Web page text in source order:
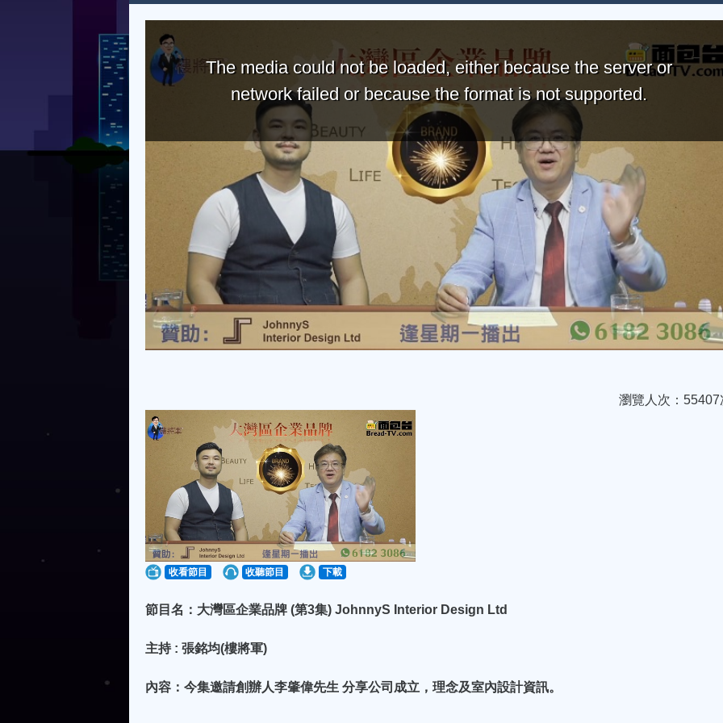
The media could not be loaded, either because the server or
network failed or because the format is not supported.
瀏覽人次：55407
收看節目 收聽節目 下載
節目名：大灣區企業品牌 (第3集) JohnnyS Interior Design Ltd
主持 : 張銘均(樓將軍)
內容：今集邀請創辦人李肇偉先生 分享公司成立，理念及室內設計資訊。